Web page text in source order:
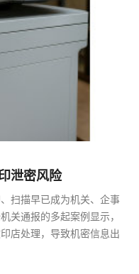
泄密风险
扫描早已成为机关、企事
关通报的多起案例显示，
店处理，导致机密信息出